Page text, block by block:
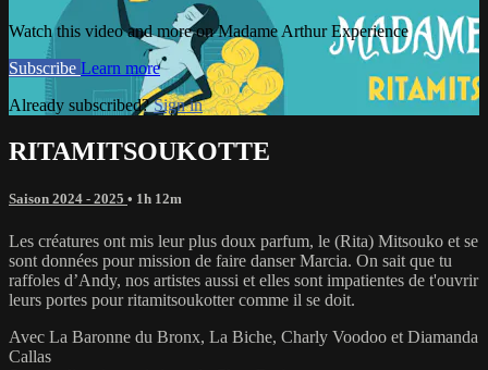
Watch this video and more on Madame Arthur Experience
Subscribe Learn more
Already subscribed?Sign in
RITAMITSOUKOTTE
Saison 2024 - 2025 • 1h 12m
Les créatures ont mis leur plus doux parfum, le (Rita) Mitsouko et se
sont données pour mission de faire danser Marcia. On sait que tu
raffoles d’Andy, nos artistes aussi et elles sont impatientes de t'ouvrir
leurs portes pour ritamitsoukotter comme il se doit.
Avec La Baronne du Bronx, La Biche, Charly Voodoo et Diamanda
Callas